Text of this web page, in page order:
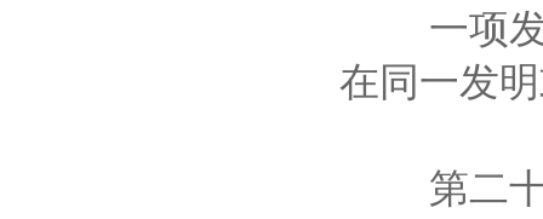
一项发
在同一发
第二十